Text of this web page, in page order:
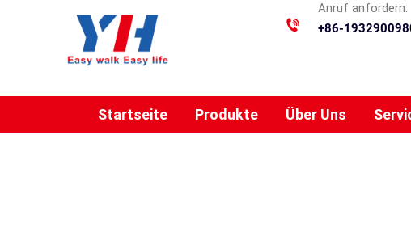
Anruf anfordern:
+86-
Startseite Produkte Über Uns